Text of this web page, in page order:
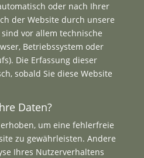
oder nach Ihrer
der Website durch unsere
sind vor allem technische
Betriebssystem oder
Die Erfassung dieser
sobald Sie diese Website
Daten?
um eine fehlerfreie
zu gewährleisten. Andere
Ihres Nutzerverhaltens